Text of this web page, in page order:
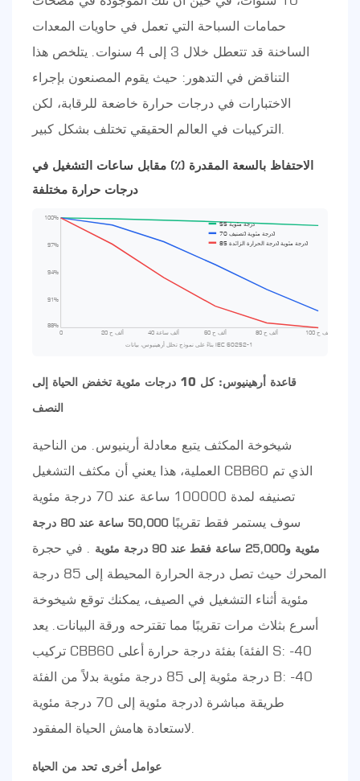
حمامات السباحة التي تعمل في حاويات المعدات
الساخنة قد تتعطل خلال 3 إلى 4 سنوات. يتلخص هذا
التناقض في التدهور: حيث يقوم المصنعون بإجراء
الاختبارات في درجات حرارة خاضعة للرقابة، لكن
الاحتفاظ بالسعة المقدرة (٪) مقابل ساعات التشغيل في
درجات حرارة مختلفة
100%
97%
94%
91%
88%
0
20 ألف ح 40ألف ساعة 60 ألف ح 80ألف ح 100ألف ح
55 درجة مئوية
70 درجة مئوية (تصنيف)
85 درجة مئوية (درجة الحرارة الزائدة)
بناءً على نموذج تحلل أرهينيوس، بيانات IEC 60252-1
قاعدة أرهينيوس: كل 10 درجات مئوية تخفض الحياة إلى
النصف
شيخوخة المكثف يتبع معادلة أرينيوس. من الناحية
العملية، هذا يعني أن مكثف التشغيل CBB60 الذي تم
تصنيفه لمدة 100000 ساعة عند 70 درجة مئوية
سوف يستمر فقط تقريبًا
50,000 ساعة عند 80 درجة
مئوية و25,000 ساعة فقط عند 90 درجة مئوية
. في حجرة
المحرك حيث تصل درجة الحرارة المحيطة إلى 85 درجة
مئوية أثناء التشغيل في الصيف، يمكنك توقع شيخوخة
أسرع بثلاث مرات تقريبًا مما تقترحه ورقة البيانات. يعد
تركيب CBB60 بفئة درجة حرارة أعلى (الفئة S: -40
درجة مئوية إلى 85 درجة مئوية بدلاً من الفئة B: -40
درجة مئوية إلى 70 درجة مئوية) طريقة مباشرة
عوامل أخرى تحد من الحياة